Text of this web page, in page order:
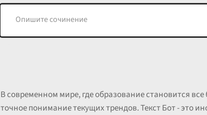
В современном мире, где образование становится
точное понимание текущих трендов. Текст Бот - это